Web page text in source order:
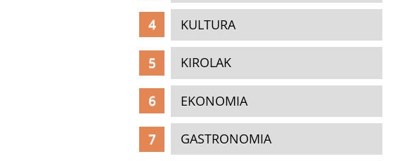
KULTURA
KIROLAK
EKONOMIA
GASTRONOMIA